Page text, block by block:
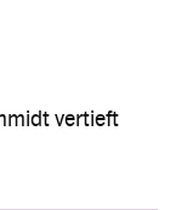
vertieft